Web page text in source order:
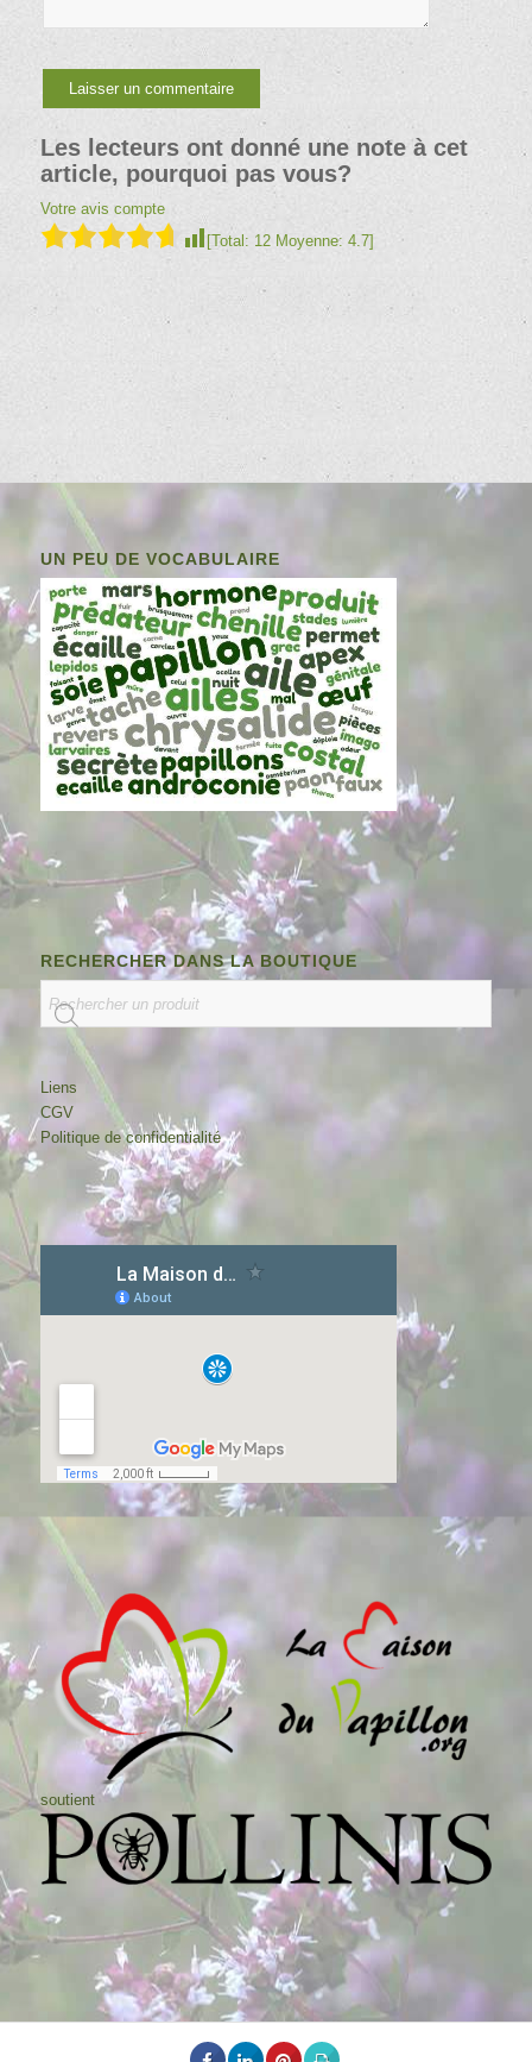
Les lecteurs ont donné une note à cet
article, pourquoi pas vous?
Votre avis compte
[Total: 12Moyenne: 4.7]
UN PEU DE VOCABULAIRE
RECHERCHER DANS LA BOUTIQUE
Liens
CGV
Politique de confidentialité
soutient
© Copyright - La Maison du Papillon - Conseils d'élevage